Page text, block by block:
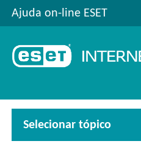
Ajuda on-line ESET
Selecionar tópico